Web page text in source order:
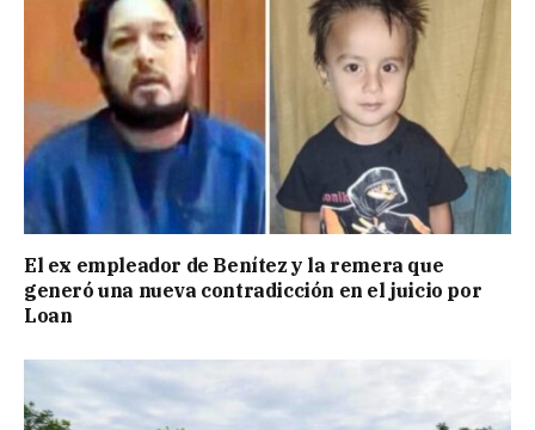
El ex empleador de Benítez y la remera que
generó una nueva contradicción en el juicio por
Loan